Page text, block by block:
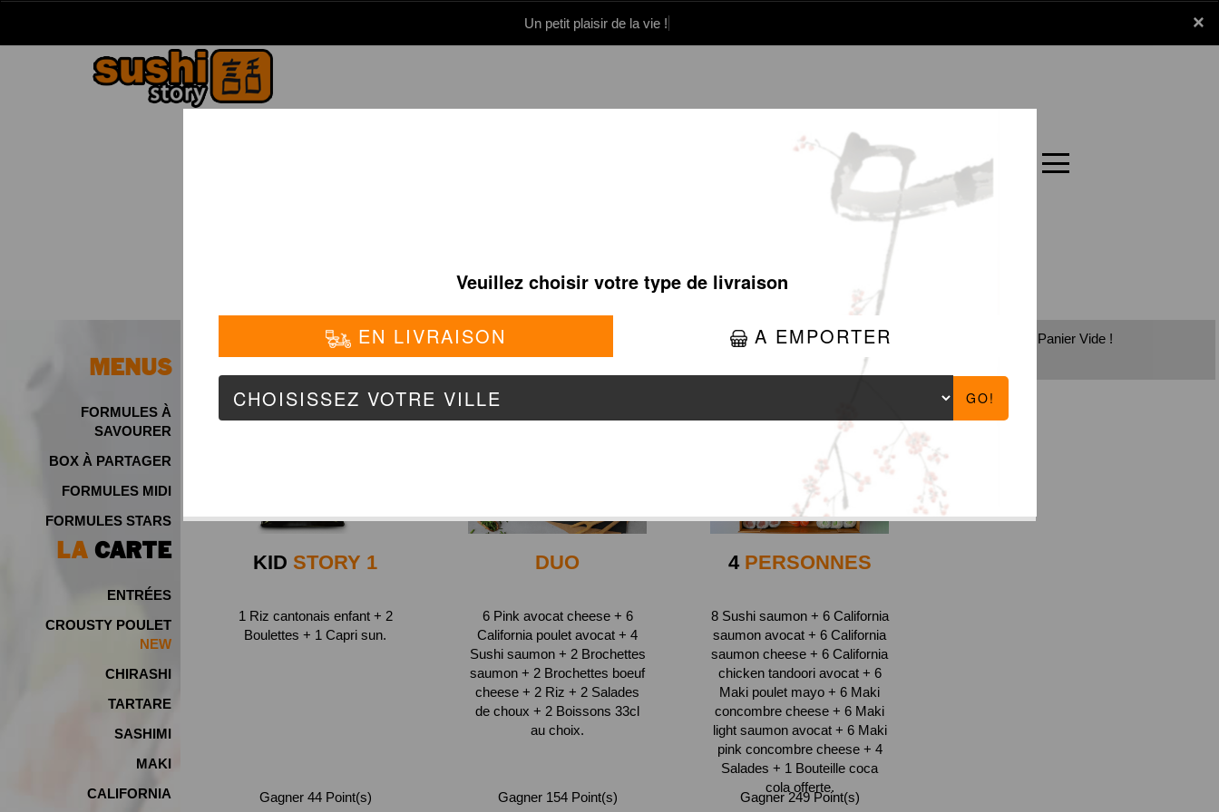
×
Un petit plaisir de la vie !
Panier Carte
x
MENUS
FORMULES À
SAVOURER
BOX À PARTAGER
FORMULES MIDI
FORMULES STARS
LA CARTE
ENTRÉES
CROUSTY POULET
NEW
CHIRASHI
TARTARE
SASHIMI
MAKI
CALIFORNIA
BOX À PARTAGER
KID STORY 1
1 Riz cantonais enfant + 2
Boulettes + 1 Capri sun.
Gagner 44 Point(s)
DUO
6 Pink avocat cheese + 6
California poulet avocat + 4
Sushi saumon + 2 Brochettes
saumon + 2 Brochettes boeuf
cheese + 2 Riz + 2 Salades
de choux + 2 Boissons 33cl
au choix.
Gagner 154 Point(s)
4PERSONNES
8 Sushi saumon + 6 California
saumon avocat + 6 California
saumon cheese + 6 California
chicken tandoori avocat + 6
Maki poulet mayo + 6 Maki
concombre cheese + 6 Maki
light saumon avocat + 6 Maki
pink concombre cheese + 4
Salades + 1 Bouteille coca
cola offerte.
Gagner 249 Point(s)
Panier Vide !